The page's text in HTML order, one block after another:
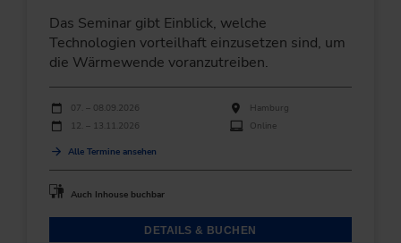
Das Seminar gibt Einblick, welche
Technologien vorteilhaft einzusetzen sind, um
die Wärmewende voranzutreiben.
Durchführungen
Veranstaltungsdatum
07. – 08.09.2026
Hamburg
12. – 13.11.2026
Online
Alle Termine ansehen
Auch Inhouse buchbar
DETAILS & BUCHEN